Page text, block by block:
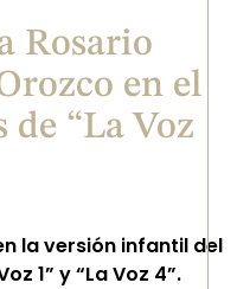
Rosario
en el
de “La Voz
la versión infantil del
1” y “La Voz 4”.